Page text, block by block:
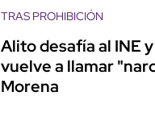
TRAS PROHIBICIÓN
Alito desafía al INE y
vuelve a llamar
Morena